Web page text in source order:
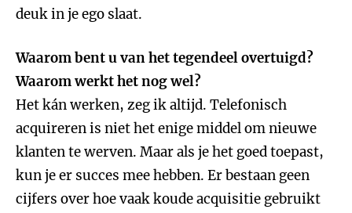
deuk in je ego slaat.
Waarom bent u van het tegendeel overtuigd?
Waarom werkt het nog wel?
Het kán werken, zeg ik altijd. Telefonisch
acquireren is niet het enige middel om nieuwe
klanten te werven. Maar als je het goed toepast,
kun je er succes mee hebben. Er bestaan geen
cijfers over hoe vaak koude acquisitie gebruikt